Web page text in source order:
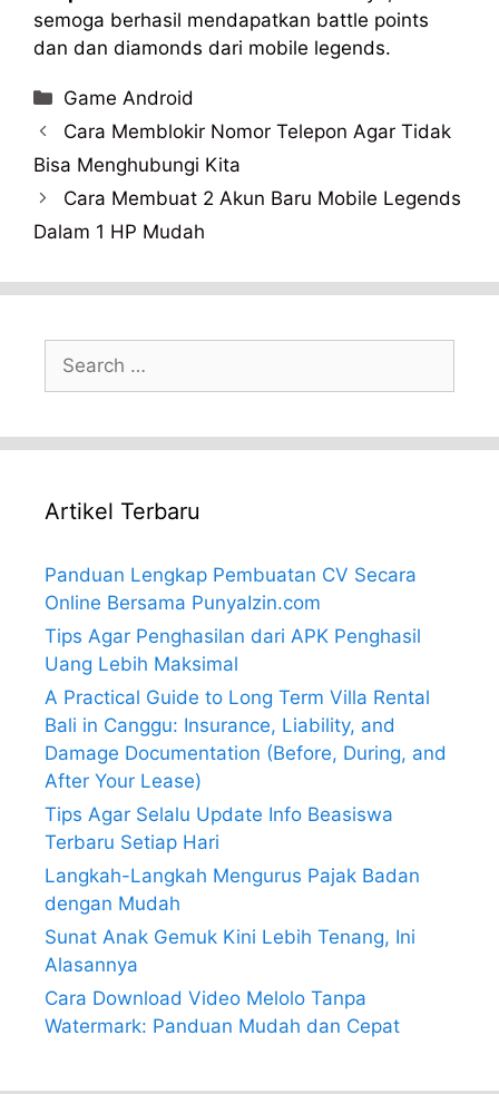
semoga berhasil mendapatkan battle points
dan dan diamonds dari mobile legends.
Categories
Game Android
Cara Memblokir Nomor Telepon Agar Tidak
Bisa Menghubungi Kita
Cara Membuat 2 Akun Baru Mobile Legends
Dalam 1 HP Mudah
for:
Artikel Terbaru
Panduan Lengkap Pembuatan CV Secara
Online Bersama PunyaIzin.com
Tips Agar Penghasilan dari APK Penghasil
Uang Lebih Maksimal
A Practical Guide to Long Term Villa Rental
Bali in Canggu: Insurance, Liability, and
Damage Documentation (Before, During, and
After Your Lease)
Tips Agar Selalu Update Info Beasiswa
Terbaru Setiap Hari
Langkah-Langkah Mengurus Pajak Badan
dengan Mudah
Sunat Anak Gemuk Kini Lebih Tenang, Ini
Alasannya
Cara Download Video Melolo Tanpa
Watermark: Panduan Mudah dan Cepat